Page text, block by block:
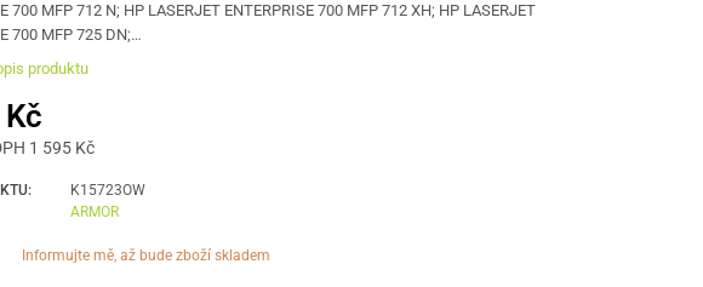
700 MFP 712 N; HP LASERJET ENTERPRISE 700 MFP 712 XH; HP LASERJET
700 MFP 725 DN;…
produktu
1 595 Kč
K15723OW
ARMOR
informujte mě, až bude zboží skladem